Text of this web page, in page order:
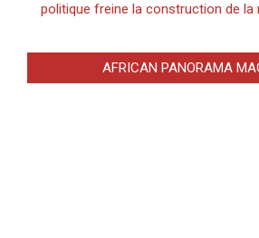
politique freine la construction de la
AFRICAN PANORAMA